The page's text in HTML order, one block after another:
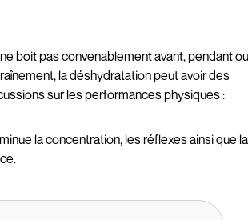
ne boit pas convenablement avant, pendant
la déshydratation peut avoir des
sur les performances physiques :
la concentration, les réflexes ainsi que la